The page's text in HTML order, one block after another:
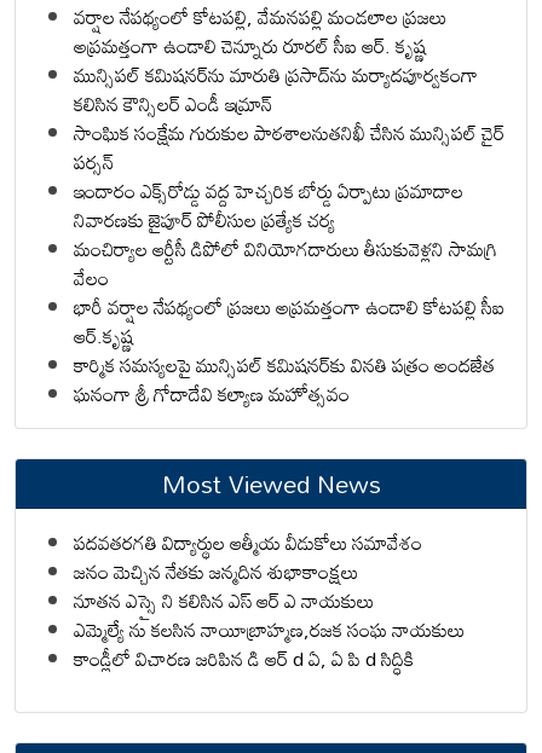
వర్షాల నేపథ్యంలో కోటపల్లి, వేమనపల్లి మండలాల ప్రజలు
అప్రమత్తంగా ఉండాలి చెన్నూరు రూరల్ సీఐ ఆర్. కృష్ణ
మున్సిపల్ కమిషనర్‌ను మారుతి ప్రసాద్‌ను మర్యాదపూర్వకంగా
కలిసిన కౌన్సిలర్ ఎండీ ఇమ్రాన్ ​
సాంఘిక సంక్షేమ గురుకుల పాఠశాలనుతనిఖీ చేసిన మున్సిపల్ చైర్
పర్సన్
ఇందారం ఎక్స్‌రోడ్డు వద్ద హెచ్చరిక బోర్డు ఏర్పాటు ప్రమాదాల
నివారణకు జైపూర్ పోలీసుల ప్రత్యేక చర్య
మంచిర్యాల ఆర్టీసీ డిపోలో వినియోగదారులు తీసుకువెళ్లని సామగ్రి
వేలం
భారీ వర్షాల నేపథ్యంలో ప్రజలు అప్రమత్తంగా ఉండాలి కోటపల్లి సీఐ
ఆర్.కృష్ణ
కార్మిక సమస్యలపై మున్సిపల్ కమిషనర్‌కు వినతి పత్రం అందజేత
ఘనంగా శ్రీ గోదాదేవి కల్యాణ మహోత్సవం
Most Viewed News
పదవతరగతి విద్యార్థుల ఆత్మీయ వీడుకోలు సమావేశం
జనం మెచ్చిన నేతకు జన్మదిన శుభాకాంక్షలు
నూతన ఎస్సై ని కలిసిన ఎస్ ఆర్ ఎ నాయకులు
ఎమ్మెల్యే ను కలసిన నాయీబ్రాహ్మణ,రజక సంఘ నాయకులు
కాండ్లీలో విచారణ జరిపిన డి ఆర్ d ఏ, ఏ పి d సిద్ధికి